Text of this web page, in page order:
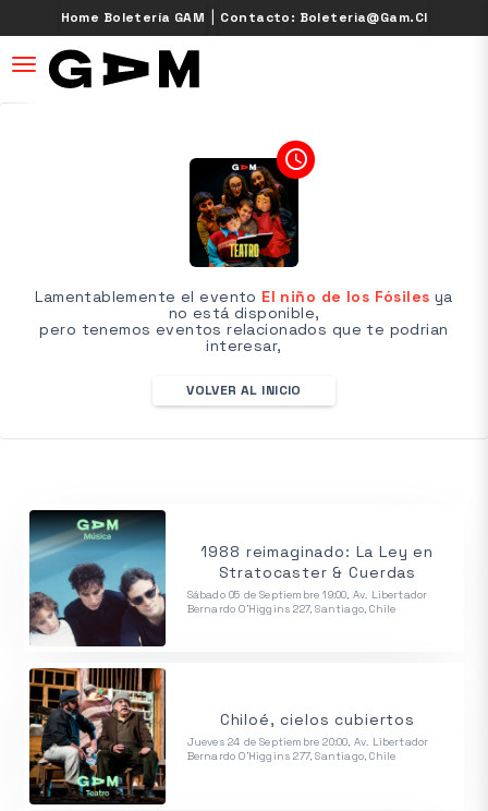
Home Boletería GAM | Contacto: Boleteria@gam.cl
desplegar navegación
access_time
Lamentablemente el evento El niño de los Fósiles ya
no está disponible,
pero tenemos eventos relacionados que te podrian
interesar,
VOLVER AL INICIO
1988 reimaginado: La Ley en
Stratocaster & Cuerdas
Sábado 05 de Septiembre 19:00, Av. Libertador
Bernardo O'Higgins 227, Santiago, Chile
Chiloé, cielos cubiertos
Jueves 24 de Septiembre 20:00, Av. Libertador
Bernardo O'Higgins 277, Santiago, Chile